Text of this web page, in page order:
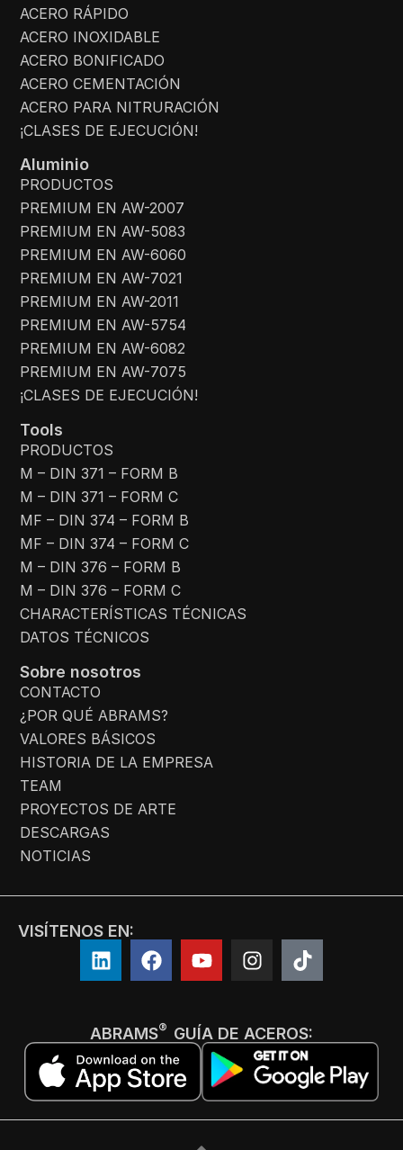
ACERO RÁPIDO
ACERO INOXIDABLE
ACERO BONIFICADO
ACERO CEMENTACIÓN
ACERO PARA NITRURACIÓN
¡CLASES DE EJECUCIÓN!
Aluminio
PRODUCTOS
PREMIUM EN AW-2007
PREMIUM EN AW-5083
PREMIUM EN AW-6060
PREMIUM EN AW-7021
PREMIUM EN AW-2011
PREMIUM EN AW-5754
PREMIUM EN AW-6082
PREMIUM EN AW-7075
¡CLASES DE EJECUCIÓN!
Tools
PRODUCTOS
M – DIN 371 – FORM B
M – DIN 371 – FORM C
MF – DIN 374 – FORM B
MF – DIN 374 – FORM C
M – DIN 376 – FORM B
M – DIN 376 – FORM C
CHARACTERÍSTICAS TÉCNICAS
DATOS TÉCNICOS
Sobre nosotros
CONTACTO
¿POR QUÉ ABRAMS?
VALORES BÁSICOS
HISTORIA DE LA EMPRESA
TEAM
PROYECTOS DE ARTE
DESCARGAS
NOTICIAS
VISÍTENOS EN:
ABRAMS® GUÍA DE ACEROS: